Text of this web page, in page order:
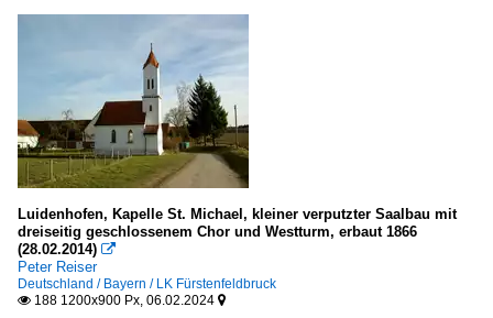
Luidenhofen, Kapelle St. Michael, kleiner verputzter Saalbau mit
dreiseitig geschlossenem Chor und Westturm, erbaut 1866
(28.02.2014) 
Peter Reiser
Deutschland / Bayern / LK Fürstenfeldbruck
 188 1200x900 Px, 06.02.2024 